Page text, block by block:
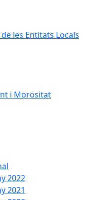
les Entitats Locals
i Morositat
2022
2021